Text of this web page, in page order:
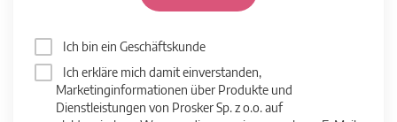
Ich bin ein Geschäftskunde
Ich erkläre mich damit einverstanden,
Marketinginformationen über Produkte und
Dienstleistungen von Prosker Sp. z o.o. auf